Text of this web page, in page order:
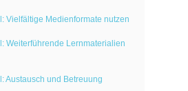
Vielfältige Medienformate nutzen
Weiterführende Lernmaterialien
Austausch und Betreuung